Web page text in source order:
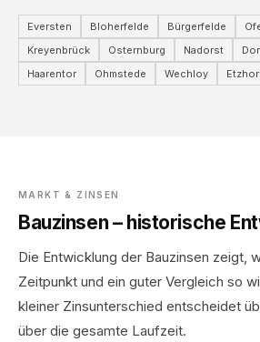
Eversten Bloherfelde Bürgerfelde
Kreyenbrück
Osternburg Nadorst
Haarentor
Ohmstede Wechloy
MARKT & ZINSEN
Bauzinsen – historische
Die Entwicklung der Bauzinsen zeigt,
Zeitpunkt und ein guter Vergleich so
kleiner Zinsunterschied entscheidet
über die gesamte Laufzeit.